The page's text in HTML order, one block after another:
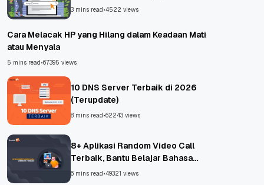
Untungnya?
3 mins read•4522 views
Cara Melacak HP yang Hilang dalam Keadaan Mati
atau Menyala
5 mins read•67395 views
10 DNS Server Terbaik di 2026
(Terupdate)
8 mins read•62243 views
8+ Aplikasi Random Video Call
Terbaik, Bantu Belajar Bahasa
Asing!
6 mins read•49321 views